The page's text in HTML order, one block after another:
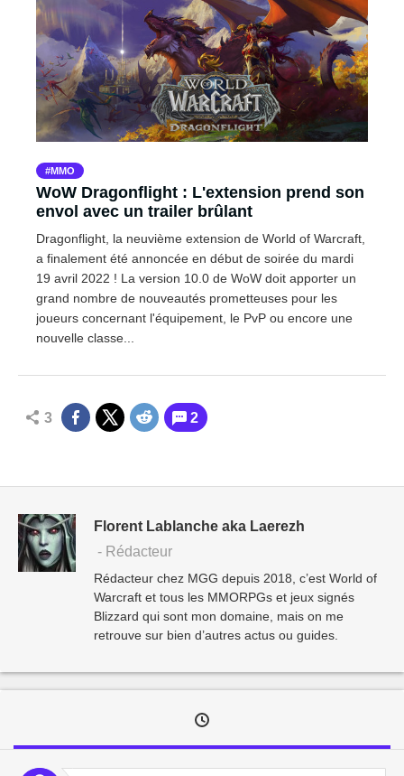
MMO
WoW Dragonflight : L'extension prend son
envol avec un trailer brûlant
Dragonflight, la neuvième extension de World of Warcraft,
a finalement été annoncée en début de soirée du mardi
19 avril 2022 ! La version 10.0 de WoW doit apporter un
grand nombre de nouveautés prometteuses pour les
joueurs concernant l'équipement, le PvP ou encore une
nouvelle classe...
3 2
Florent Lablanche aka Laerezh
- Rédacteur
Rédacteur chez MGG depuis 2018, c’est World of
Warcraft et tous les MMORPGs et jeux signés
Blizzard qui sont mon domaine, mais on me
retrouve sur bien d’autres actus ou guides.